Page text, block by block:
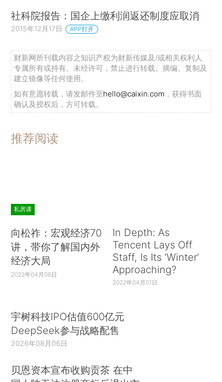
社科院报告：国企上缴利润返还制度应取消
2015年12月17日 APP打开
财新网所刊载内容之知识产权为财新传媒及/或相关权利人
专属所有或持有。未经许可，禁止进行转载、摘编、复制及
建立镜像等任何使用。
如有意愿转载，请发邮件至hello@caixin.com ，获得书面
确认及授权后，方可转载。
推荐阅读
私房课
向松祚：宏观经济70
讲，带你了解国内外
经济大局
2022年04月06日
In Depth: As
Tencent Lays Off
Staff, Is Its ‘Winter’
Approaching?
2022年04月01日
宇树科技IPO估值600亿元
DeepSeek参与战略配售
2026年08月06日
贝恩资本宣布收购贡茶 在中